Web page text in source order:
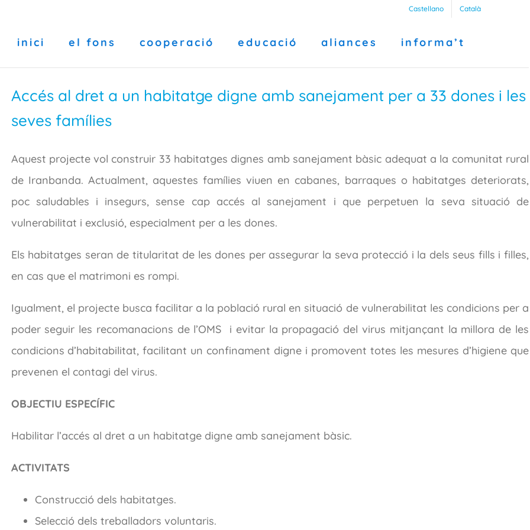
Castellano Català
inici el fons cooperació educació aliances informa’t
Accés al dret a un habitatge digne amb sanejament per a 33 dones i les
seves famílies
Aquest projecte vol construir 33 habitatges dignes amb sanejament bàsic adequat a la comunitat rural
de Iranbanda. Actualment, aquestes famílies viuen en cabanes, barraques o habitatges deteriorats,
poc saludables i insegurs, sense cap accés al sanejament i que perpetuen la seva situació de
vulnerabilitat i exclusió, especialment per a les dones.
Els habitatges seran de titularitat de les dones per assegurar la seva protecció i la dels seus fills i filles,
en cas que el matrimoni es rompi.
Igualment, el projecte busca facilitar a la població rural en situació de vulnerabilitat les condicions per a
poder seguir les recomanacions de l’OMS i evitar la propagació del virus mitjançant la millora de les
condicions d’habitabilitat, facilitant un confinament digne i promovent totes les mesures d’higiene que
prevenen el contagi del virus.
OBJECTIU ESPECÍFIC
Habilitar l’accés al dret a un habitatge digne amb sanejament bàsic.
ACTIVITATS
Construcció dels habitatges.
Selecció dels treballadors voluntaris.